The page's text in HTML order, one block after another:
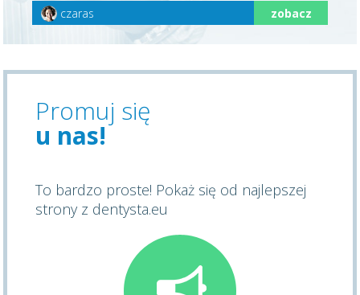
czaras zobacz
Promuj się
u nas!
To bardzo proste! Pokaż się od najlepszej
strony z dentysta.eu